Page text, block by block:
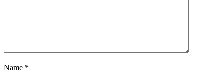
Name *